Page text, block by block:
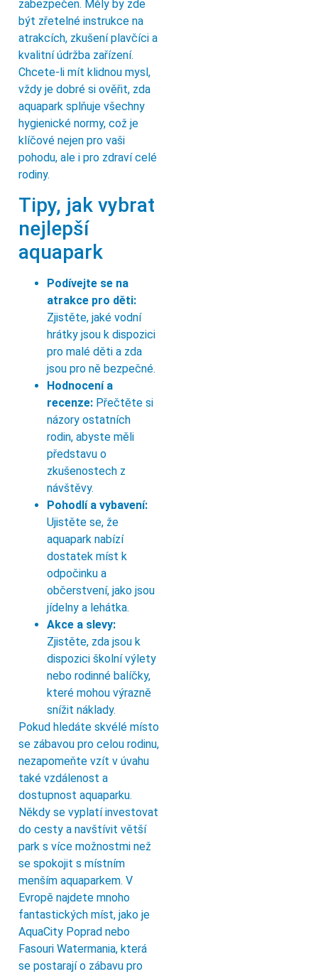
zabezpečen. Měly by zde
být zřetelné instrukce na
atrakcích, zkušení plavčíci a
kvalitní údržba zařízení.
Chcete-li mít klidnou mysl,
vždy je dobré si ověřit, zda
aquapark splňuje všechny
hygienické normy, což je
klíčové nejen pro vaši
pohodu, ale i pro zdraví celé
rodiny.
Tipy, jak vybrat
nejlepší
aquapark
Podívejte se na
atrakce pro děti:
Zjistěte, jaké vodní
hrátky jsou k dispozici
pro malé děti a zda
jsou pro ně bezpečné.
Hodnocení a
recenze: Přečtěte si
názory ostatních
rodin, abyste měli
představu o
zkušenostech z
návštěvy.
Pohodlí a vybavení:
Ujistěte se, že
aquapark nabízí
dostatek míst k
odpočinku a
občerstvení, jako jsou
jídelny a lehátka.
Akce a slevy:
Zjistěte, zda jsou k
dispozici školní výlety
nebo rodinné balíčky,
které mohou výrazně
snížit náklady.
Pokud hledáte skvélé místo
se zábavou pro celou rodinu,
nezapomeňte vzít v úvahu
také vzdálenost a
dostupnost aquaparku.
Někdy se vyplatí investovat
do cesty a navštívit větší
park s více možnostmi než
se spokojit s místním
menším aquaparkem. V
Evropě najdete mnoho
fantastických míst, jako je
AquaCity Poprad nebo
Fasouri Watermania, která
se postarají o zábavu pro